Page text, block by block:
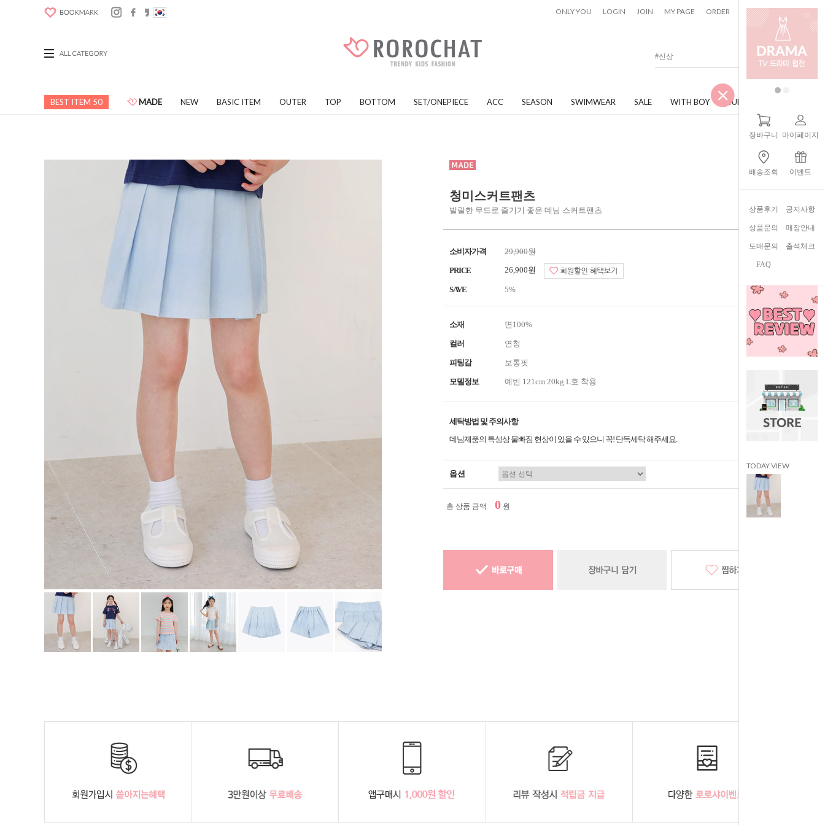
ONLY YOU LOGIN JOIN MY PAGE ORDER CART 0
BEST ITEM 50 MADE NEW BASIC ITEM OUTER TOP BOTTOM SET/ONEPIECE ACC SEASON SWIMWEAR SALE WITH BOY JUNIOR
장바구니 마이페이지
배송조회 이벤트
상품후기 공지사항
상품문의 매장안내
도매문의 출석체크
FAQ
TODAY VIEW
청미스커트팬츠
발랄한 무드로 즐기기 좋은 데님 스커트팬츠
소비자가격 29,900원
PRICE 26,900원
SAVE 5%
소재 면100%
컬러 연청
피팅감 보통핏
모델정보 예빈 121cm 20kg L호 착용
세탁방법 및 주의사항
데님제품의 특성상 물빠짐 현상이 있을 수 있으니 꼭! 단독세탁 해주세요.
옵션
총 상품 금액 0 원